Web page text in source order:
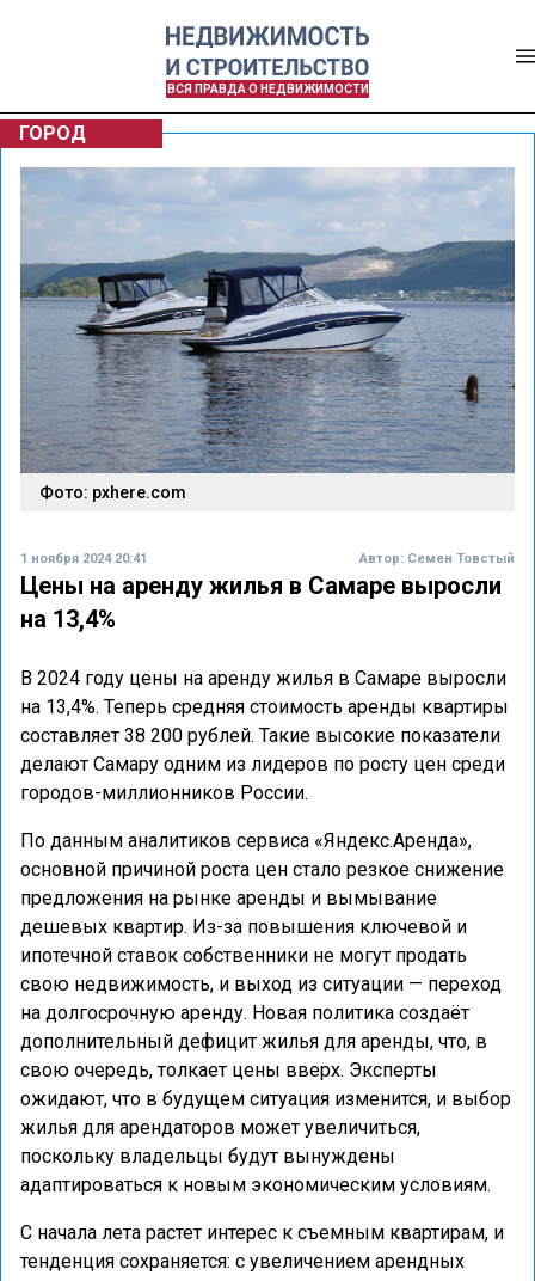
ВСЯ ПРАВДА О НЕДВИЖИМОСТИ
ГОРОД
Фото: pxhere.com
1 ноября 2024 20:41 Автор: Семен Товстый
Цены на аренду жилья в Самаре выросли
на 13,4%
В 2024 году цены на аренду жилья в Самаре выросли
на 13,4%. Теперь средняя стоимость аренды квартиры
составляет 38 200 рублей. Такие высокие показатели
делают Самару одним из лидеров по росту цен среди
городов-миллионников России.
По данным аналитиков сервиса «Яндекс.Аренда»,
основной причиной роста цен стало резкое снижение
предложения на рынке аренды и вымывание
дешевых квартир. Из-за повышения ключевой и
ипотечной ставок собственники не могут продать
свою недвижимость, и выход из ситуации — переход
на долгосрочную аренду. Новая политика создаёт
дополнительный дефицит жилья для аренды, что, в
свою очередь, толкает цены вверх. Эксперты
ожидают, что в будущем ситуация изменится, и выбор
жилья для арендаторов может увеличиться,
поскольку владельцы будут вынуждены
адаптироваться к новым экономическим условиям.
С начала лета растет интерес к съемным квартирам, и
тенденция сохраняется: с увеличением арендных